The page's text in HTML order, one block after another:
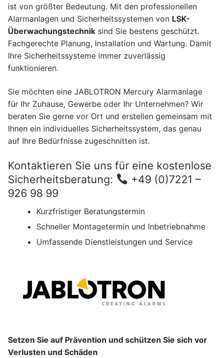
ist von größter Bedeutung. Mit den professionellen
Alarmanlagen und Sicherheitssystemen von LSK-
Überwachungstechnik sind Sie bestens geschützt.
Fachgerechte Planung, Installation und Wartung. Damit
Ihre Sicherheitssysteme immer zuverlässig
funktionieren.
Sie möchten eine JABLOTRON Mercury Alarmanlage
für Ihr Zuhause, Gewerbe oder Ihr Unternehmen? Wir
beraten Sie gerne vor Ort und erstellen gemeinsam mit
Ihnen ein individuelles Sicherheitssystem, das genau
auf Ihre Bedürfnisse zugeschnitten ist.
Kontaktieren Sie uns für eine kostenlose
Sicherheitsberatung:
+49 (0)7221 –
926 98 99
Kurzfristiger Beratungstermin
Schneller Montagetermin und Inbetriebnahme
Umfassende Dienstleistungen und Service
Setzen Sie auf Prävention und schützen Sie sich vor
Verlusten und Schäden